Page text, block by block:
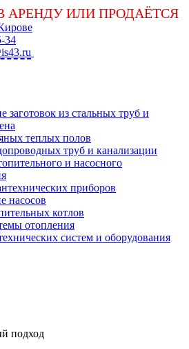
АРЕНДУ ИЛИ ПРОДАЁТСЯ
34
заготовок из стальных труб и
теплых полов
труб и канализации
и насосного
приборов
насосов
котлов
отопления
систем и оборудования